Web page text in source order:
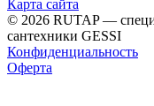
Карта сайта
© 2026 RUTAP —
сантехники GESSI
Конфиденциальность
Оферта